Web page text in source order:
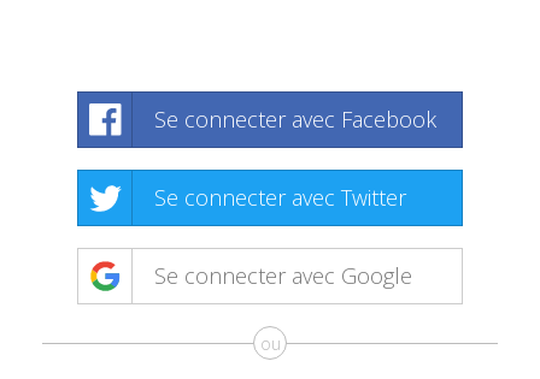
Se connecter avec Facebook
Se connecter avec Twitter
Se connecter avec Google
ou